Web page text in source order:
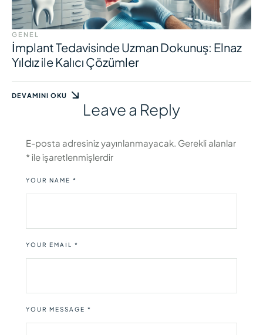
GENEL
İmplant Tedavisinde Uzman Dokunuş: Elnaz
Yıldız ile Kalıcı Çözümler
DEVAMINI OKU
Leave a Reply
E-posta adresiniz yayınlanmayacak. Gerekli alanlar
* ile işaretlenmişlerdir
YOUR MESSAGE *
YOUR NAME *
YOUR EMAIL *